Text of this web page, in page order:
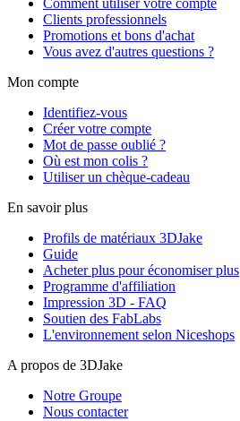
Comment utiliser votre compte
Clients professionnels
Promotions et bons d'achat
Vous avez d'autres questions ?
Mon compte
Identifiez-vous
Créer votre compte
Mot de passe oublié ?
Où est mon colis ?
Utiliser un chèque-cadeau
En savoir plus
Profils de matériaux 3DJake
Guide
Acheter plus pour économiser plus
Programme d'affiliation
Impression 3D - FAQ
Soutien des FabLabs
L'environnement selon Niceshops
A propos de 3DJake
Notre Groupe
Nous contacter